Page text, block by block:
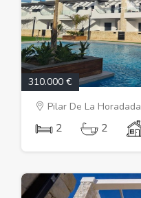
310.000 €
Pilar De La Horadada
2 2